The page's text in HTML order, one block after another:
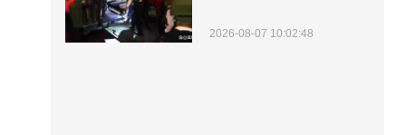
2026-08-07 10:02:48